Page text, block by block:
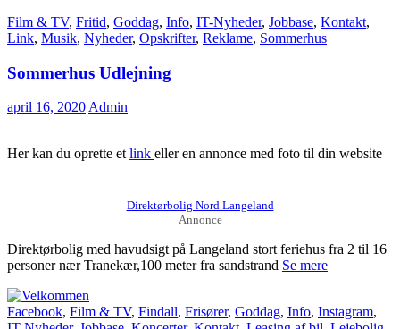
Film & TV, Fritid, Goddag, Info, IT-Nyheder, Jobbase, Kontakt,
Link, Musik, Nyheder, Opskrifter, Reklame, Sommerhus
Sommerhus Udlejning
april 16, 2020 Admin
Her kan du oprette et link eller en annonce med foto til din website
Direktørbolig Nord Langeland
Annonce
Direktørbolig med havudsigt på Langeland stort feriehus fra 2 til 16
personer nær Tranekær,100 meter fra sandstrand Se mere
Facebook, Film & TV, Findall, Frisører, Goddag, Info, Instagram,